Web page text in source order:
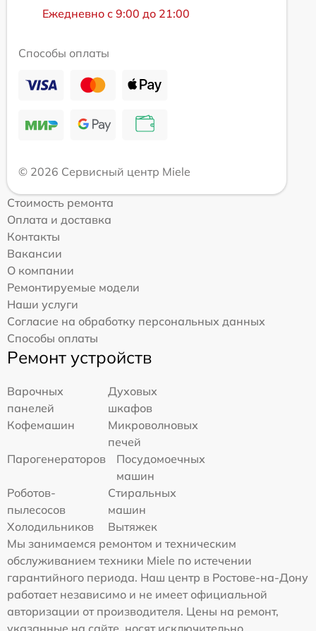
Ежедневно с 9:00 до 21:00
Способы оплаты
© 2026 Сервисный центр Miele
Стоимость ремонта
Оплата и доставка
Контакты
Вакансии
О компании
Ремонтируемые модели
Наши услуги
Согласие на обработку персональных данных
Способы оплаты
Ремонт устройств
Варочных
панелей
Духовых
шкафов
Кофемашин
Микроволновых
печей
Парогенераторов
Посудомоечных
машин
Роботов-
пылесосов
Стиральных
машин
Холодильников
Вытяжек
Мы занимаемся ремонтом и техническим
обслуживанием техники Miele по истечении
гарантийного периода. Наш центр в Ростове-на-Дону
работает независимо и не имеет официальной
авторизации от производителя. Цены на ремонт,
указанные на сайте, носят исключительно